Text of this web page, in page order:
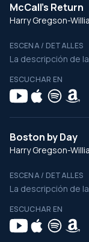
McCall's Return
Harry Gregson-
ESCENA / DETALLES
La descripción de
ESCUCHAR EN
Boston by Day
Harry Gregson-
ESCENA / DETALLES
La descripción de
ESCUCHAR EN